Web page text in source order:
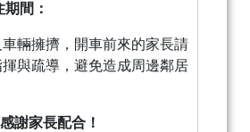
間：
輛擁擠，開車前來的家長請
與疏導，避免造成周邊鄰居
感謝家長配合！